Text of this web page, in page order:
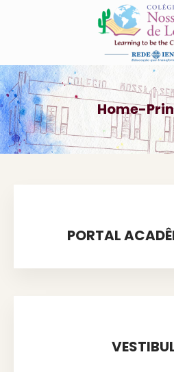
Home-
PORTAL